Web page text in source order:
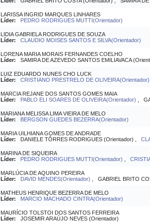
LARISSA INGRID MARQUES LINHARES
Líder:
PEDRO RODRIGUES MUTTI(Orientador)
LIDIA GABRIELA RODRIGUES DE SOUZA
Líder:
CLAUDIO MOISES SANTOS E SILVA(Orientador)
LORENA MARIA MORAIS FERNANDES COELHO
Líder: SAMIRA DE AZEVEDO SANTOS EMILIAVACA
LUIZ EDUARDO NUNES CHO LUCK
Líder:
CRISTIANO PRESTRELO DE OLIVEIRA(Orientador)
MARCIA REJANE DOS SANTOS GOMES MAIA
Líder:
PABLO ELI SOARES DE OLIVEIRA(Orientador) ,
MARIANA MELISSA LIMA VIEIRA DE MELO
Líder:
BERGSON GUEDES BEZERRA(Orientador)
MARIA UILHIANA GOMES DE ANDRADE
Líder: DANIELE TÔRRES RODRIGUES (Orientador) ,
MARINA DE SIQUEIRA
Líder:
PEDRO RODRIGUES MUTTI(Orientador)
MARLÚCIA DE AQUINO PEREIRA
Líder:
DAVID MENDES(Orientador) , GABRIEL BRITO
MATHEUS HENRIQUE BEZERRA DE MELO
Líder:
MARCIO MACHADO CINTRA(Orientador)
MAURÍCIO TOLSTOI DOS SANTOS FERREIRA
Líder: JOSEMIR ARAÚJO NEVES (Orientador)